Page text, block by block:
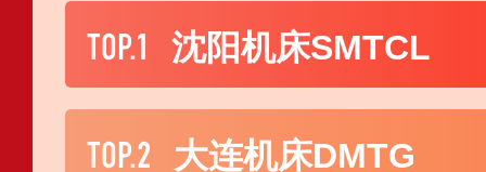
TOP.1 沈阳机床SMTCL
TOP.2 大连机床DMTG